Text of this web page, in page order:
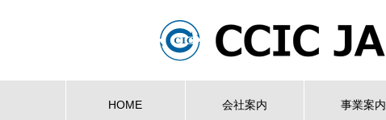
HOME 会社案内 事業案内